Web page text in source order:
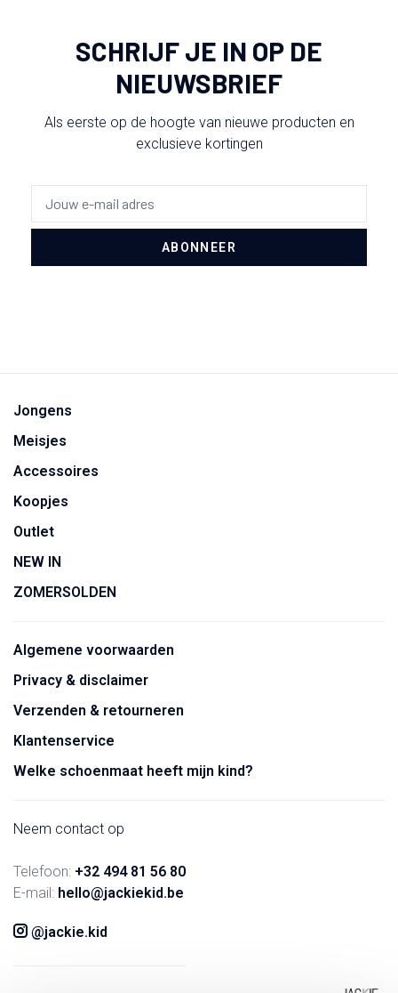
SCHRIJF JE IN OP DE
NIEUWSBRIEF
Als eerste op de hoogte van nieuwe producten en
exclusieve kortingen
ABONNEER
Jongens
Meisjes
Accessoires
Koopjes
Outlet
NEW IN
ZOMERSOLDEN
Algemene voorwaarden
Privacy & disclaimer
Verzenden & retourneren
Klantenservice
Welke schoenmaat heeft mijn kind?
Neem contact op
Telefoon: +32 494 81 56 80
E-mail: hello@jackiekid.be
@jackie.kid